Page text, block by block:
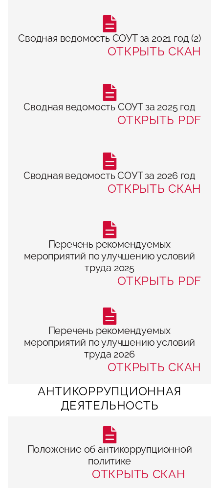
Сводная ведомость СОУТ за 2021 год (2)
ОТКРЫТЬ СКАН
Сводная ведомость СОУТ за 2025 год
ОТКРЫТЬ PDF
Сводная ведомость СОУТ за 2026 год
ОТКРЫТЬ СКАН
Перечень рекомендуемых
мероприятий по улучшению условий
труда 2025
ОТКРЫТЬ PDF
Перечень рекомендуемых
мероприятий по улучшению условий
труда 2026
ОТКРЫТЬ СКАН
АНТИКОРРУПЦИОННАЯ
ДЕЯТЕЛЬНОСТЬ
Положение об антикоррупционной
политике
ОТКРЫТЬ СКАН